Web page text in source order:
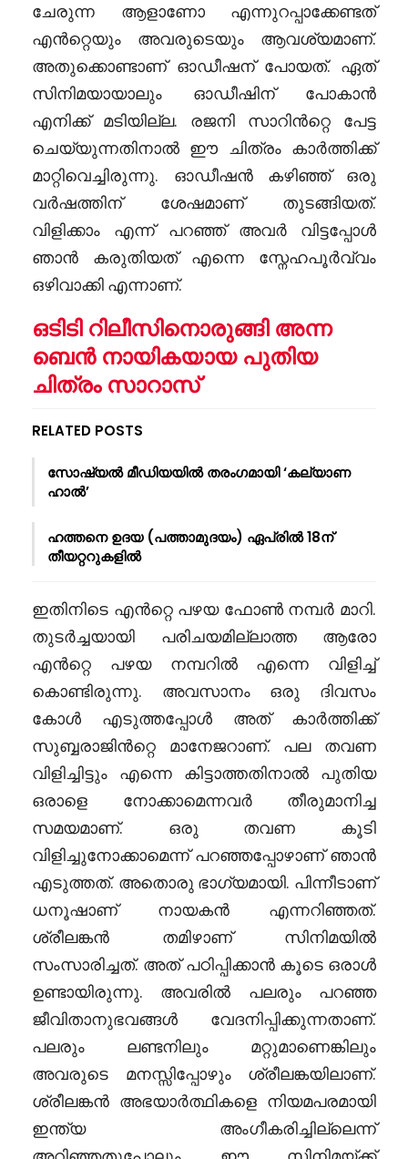
ചേരുന്ന ആളാണോ എന്നുറപ്പാക്കേണ്ടത്
എൻറ്റെയും അവരുടെയും ആവശ്യമാണ്.
അതുക്കൊണ്ടാണ് ഓഡീഷന് പോയത്. ഏത്
സിനിമയായാലും ഓഡീഷിന് പോകാൻ
എനിക്ക് മടിയില്ല. രജനി സാറിൻറ്റെ പേട്ട
ചെയ്യുന്നതിനാൽ ഈ ചിത്രം കാർത്തിക്ക്
മാറ്റിവെച്ചിരുന്നു. ഓഡീഷൻ കഴിഞ്ഞ് ഒരു
വർഷത്തിന് ശേഷമാണ് തുടങ്ങിയത്.
വിളിക്കാം എന്ന് പറഞ്ഞ് അവർ വിട്ടപ്പോൾ
ഞാൻ കരുതിയത് എന്നെ സ്നേഹപൂർവ്വം
ഒഴിവാക്കി എന്നാണ്.
ഒടിടി റിലീസിനൊരുങ്ങി അന്ന
ബെൻ നായികയായ പുതിയ
ചിത്രം സാറാസ്
RELATED POSTS
സോഷ്യൽ മീഡിയയിൽ തരംഗമായി ‘കല്യാണ
ഹാൽ’
ഹത്തനെ ഉദയ (പത്താമുദയം) ഏപ്രിൽ 18ന്
തീയറ്ററുകളിൽ
ഇതിനിടെ എൻറ്റെ പഴയ ഫോൺ നമ്പർ മാറി.
തുടർച്ചയായി പരിചയമില്ലാത്ത ആരോ
എൻറ്റെ പഴയ നമ്പറിൽ എന്നെ വിളിച്ച്
കൊണ്ടിരുന്നു. അവസാനം ഒരു ദിവസം
കോൾ എടുത്തപ്പോൾ അത് കാർത്തിക്ക്
സുബ്ബരാജിൻറ്റെ മാനേജറാണ്. പല തവണ
വിളിച്ചിട്ടും എന്നെ കിട്ടാത്തതിനാൽ പുതിയ
ഒരാളെ നോക്കാമെന്നവർ തീരുമാനിച്ച
സമയമാണ്. ഒരു തവണ കൂടി
വിളിച്ചുനോക്കാമെന്ന് പറഞ്ഞപ്പോഴാണ് ഞാൻ
എടുത്തത്. അതൊരു ഭാഗ്യമായി. പിന്നീടാണ്
ധനൂഷാണ് നായകൻ എന്നറിഞ്ഞത്.
ശ്രീലങ്കൻ തമിഴാണ് സിനിമയിൽ
സംസാരിച്ചത്. അത് പഠിപ്പിക്കാൻ കൂടെ ഒരാൾ
ഉണ്ടായിരുന്നു. അവരിൽ പലരും പറഞ്ഞ
ജീവിതാനുഭവങ്ങൾ വേദനിപ്പിക്കുന്നതാണ്.
പലരും ലണ്ടനിലും മറ്റുമാണെങ്കിലും
അവരുടെ മനസ്സിപ്പോഴും ശ്രീലങ്കയിലാണ്.
ശ്രീലങ്കൻ അഭയാർത്ഥികളെ നിയമപരമായി
ഇന്ത്യ അംഗീകരിച്ചില്ലെന്ന്